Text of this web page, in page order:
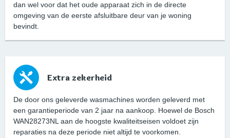
dan wel voor dat het oude apparaat zich in de directe
omgeving van de eerste afsluitbare deur van je woning
bevindt.
Extra zekerheid
De door ons geleverde wasmachines worden geleverd met
een garantieperiode van 2 jaar na aankoop. Hoewel de Bosch
WAN28273NL aan de hoogste kwaliteitseisen voldoet zijn
reparaties na deze periode niet altijd te voorkomen.